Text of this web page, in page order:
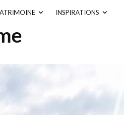
INSPIRATIONS